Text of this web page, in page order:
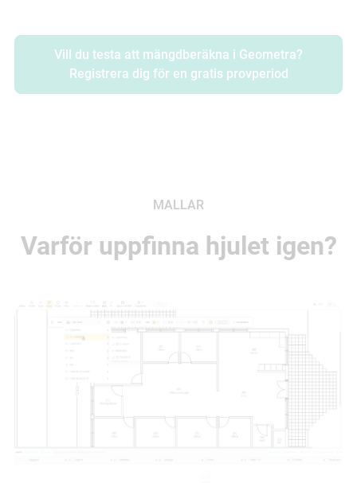
Vill du testa att mängdberäkna i Geometra?
Registrera dig för en gratis provperiod
MALLAR
Varför uppfinna hjulet igen?